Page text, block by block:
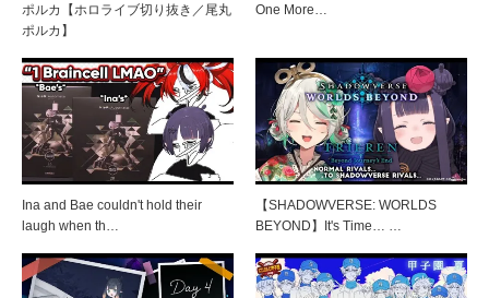
ポルカ【ホロライブ切り抜き／尾丸
ポルカ】
One More…
Ina and Bae couldn't hold their
laugh when th…
【SHADOWVERSE: WORLDS
BEYOND】It's Time… …